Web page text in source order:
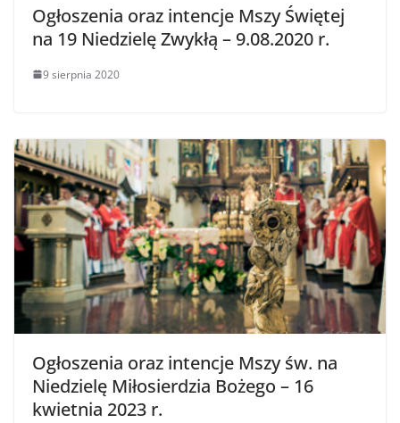
Ogłoszenia oraz intencje Mszy Świętej
na 19 Niedzielę Zwykłą – 9.08.2020 r.
9 sierpnia 2020
Ogłoszenia oraz intencje Mszy św. na
Niedzielę Miłosierdzia Bożego – 16
kwietnia 2023 r.